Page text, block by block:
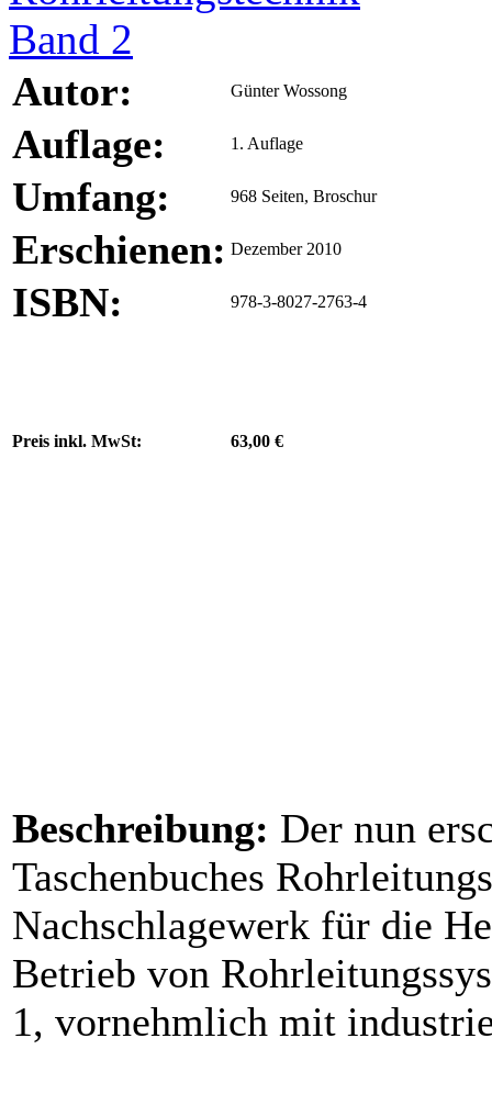
Autor: Günter Wossong
Auflage: 1. Auflage
Umfang: 968 Seiten, Broschur
Erschienen: Dezember 2010
ISBN: 978-3-8027-2763-4
Preis inkl. MwSt: 63,00 €
Beschreibung: Der nun
Taschenbuches
Nachschlagewerk für die
Betrieb von
1, vornehmlich mit